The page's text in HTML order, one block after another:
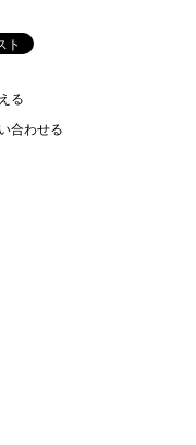
る
合わせる